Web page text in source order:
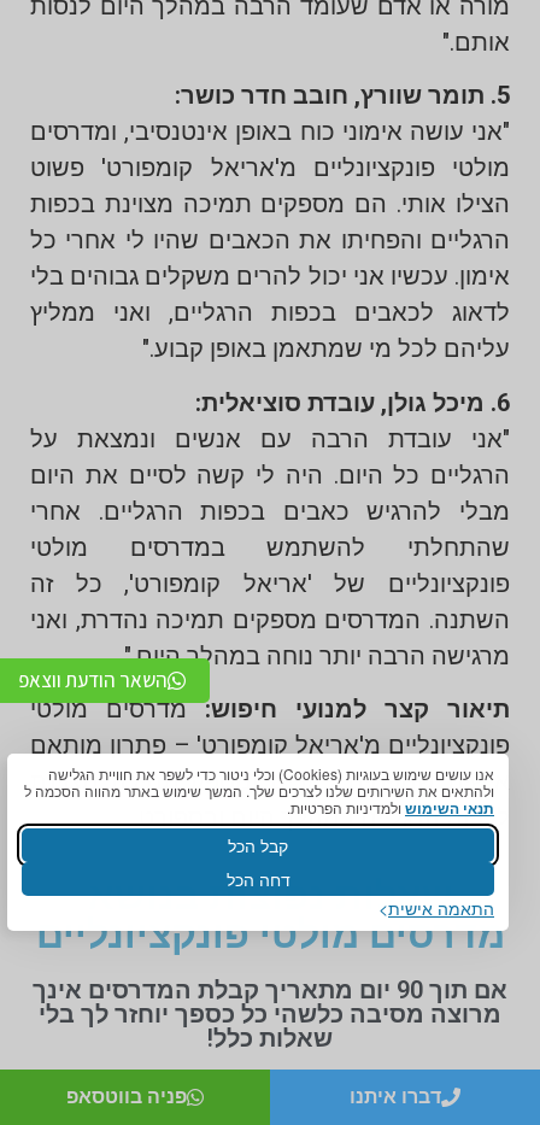
אנו עושים שימוש בעוגיות (Cookies) וכלי ניטור כדי לשפר את חוויית הגלישה
ולהתאים את השירותים שלנו לצרכים שלך. המשך שימוש באתר מהווה הסכמה ל
תנאי השימוש ולמדיניות הפרטיות.
קבל הכל
דחה הכל
התאמה אישית
אותם."
5. תומר שוורץ, חובב חדר כושר:
"אני עושה אימוני כוח באופן אינטנסיבי, ומדרסים
מולטי פונקציונליים מ'אריאל קומפורט' פשוט
הצילו אותי. הם מספקים תמיכה מצוינת בכפות
הרגליים והפחיתו את הכאבים שהיו לי אחרי כל
אימון. עכשיו אני יכול להרים משקלים גבוהים בלי
לדאוג לכאבים בכפות הרגליים, ואני ממליץ
עליהם לכל מי שמתאמן באופן קבוע."
6. מיכל גולן, עובדת סוציאלית:
"אני עובדת הרבה עם אנשים ונמצאת על
הרגליים כל היום. היה לי קשה לסיים את היום
מבלי להרגיש כאבים בכפות הרגליים. אחרי
שהתחלתי להשתמש במדרסים מולטי
פונקציונליים של 'אריאל קומפורט', כל זה
השתנה. המדרסים מספקים תמיכה נהדרת, ואני
מרגישה הרבה יותר נוחה במהלך היום."
תיאור קצר למנועי חיפוש:מדרסים מולטי
פונקציונליים מ'אריאל קומפורט' – פתרון מותאם
אישית שמפחית כאבים ומספק תמיכה מצוינת
לכפות הרגליים במהלך היום ובספורט.
שאלות נפוצות בנושא
מדרסים מולטי פונקציונליים
אם תוך 90 יום מתאריך קבלת המדרסים אינך
מרוצה מסיבה כלשהי כל כספך יוחזר לך בלי
שאלות כלל!
מהם מדרסים מולטי פונקציונליים?
השאר הודעת ווצאפ
דברו איתנו פניה בווטסאפ